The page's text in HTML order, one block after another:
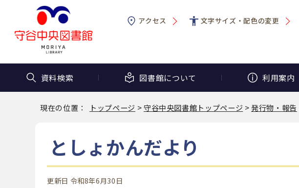
アクセス 文字サイズ・配色の変更
資料検索 図書館について 利用案内
現在の位置： トップページ >守谷中央図書館トップページ >発行物・報告
としょかんだより
更新日 令和8年6月30日